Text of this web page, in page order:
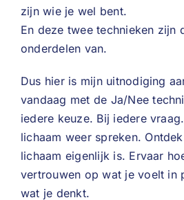
zijn wie je wel bent.
En deze twee technieken zijn
onderdelen van.
Dus hier is mijn uitnodiging
vandaag met de Ja/Nee
iedere keuze. Bij iedere
lichaam weer spreken.
lichaam eigenlijk is. Ervaar
vertrouwen op wat je voelt in
wat je denkt.